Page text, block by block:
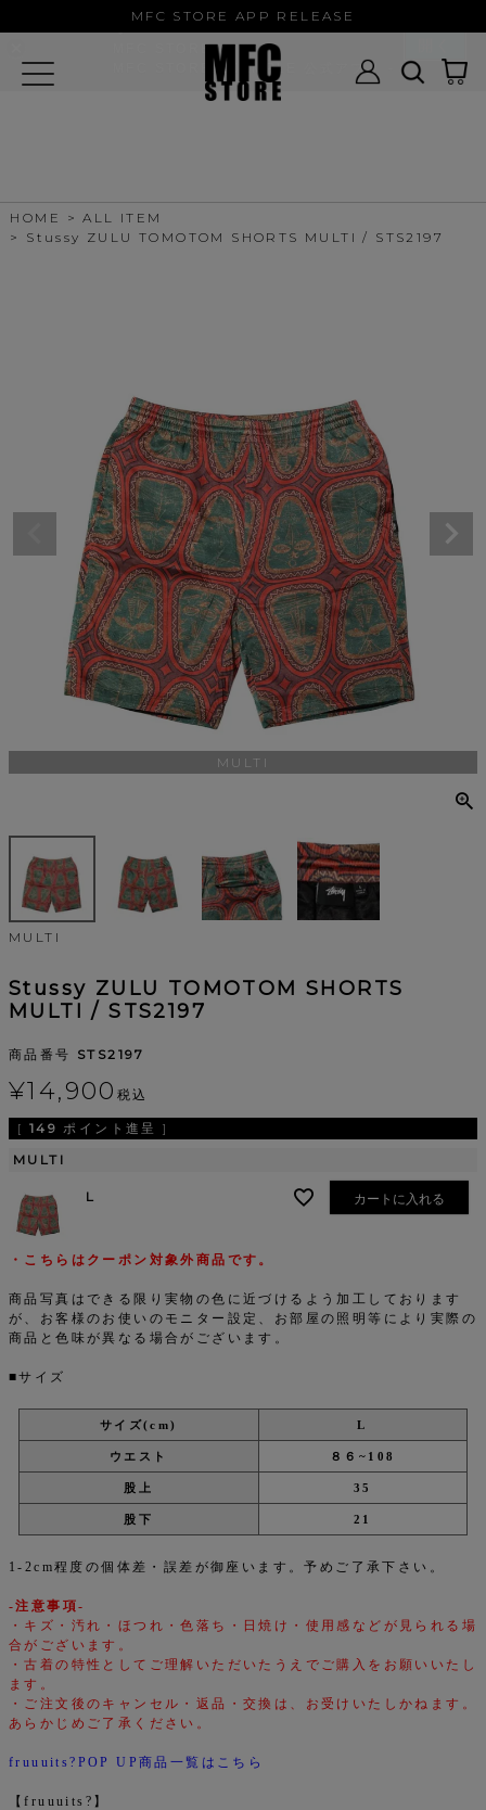
MFC STORE APP RELEASE
HOME
ALL ITEM
Stussy ZULU TOMOTOM SHORTS MULTI / STS2197
MULTI
MULTI
Stussy ZULU TOMOTOM SHORTS
MULTI / STS2197
商品番号 STS2197
¥14,900 税込
[ 149 ポイント進呈 ]
MULTI
L カートに入れる
・こちらはクーポン対象外商品です。
商品写真はできる限り実物の色に近づけるよう加工しております
が、お客様のお使いのモニター設定、お部屋の照明等により実際の
商品と色味が異なる場合がございます。
■サイズ
サイズ(cm) L
ウエスト ８６~108
股上 35
股下 21
1-2cm程度の個体差・誤差が御座います。予めご了承下さい。
-注意事項-
・キズ・汚れ・ほつれ・色落ち・日焼け・使用感などが見られる場
合がございます。
・古着の特性としてご理解いただいたうえでご購入をお願いいたし
ます。
・ご注文後のキャンセル・返品・交換は、お受けいたしかねます。
あらかじめご了承ください。
fruuuits?POP UP商品一覧はこちら
【fruuuits?】
MFC STORE
MFC STORE/EXAMPLE 公式アプリ -
Google Play